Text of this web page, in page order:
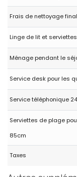
Frais de nettoyage final
Linge de lit et serviettes
Ménage pendant le
Service desk pour les
Service téléphonique
Serviettes de plage
85cm
Taxes